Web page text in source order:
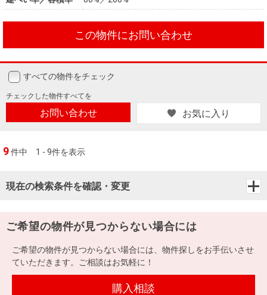
この物件にお問い合わせ
すべての物件をチェック
チェックした物件すべてを
お問い合わせ お気に入り
9件中 1 - 9件を表示
現在の検索条件を確認・変更
ご希望の物件が見つからない場合には
ご希望の物件が見つからない場合には、物件探しをお手伝いさせ
ていただきます。ご相談はお気軽に！
購入相談